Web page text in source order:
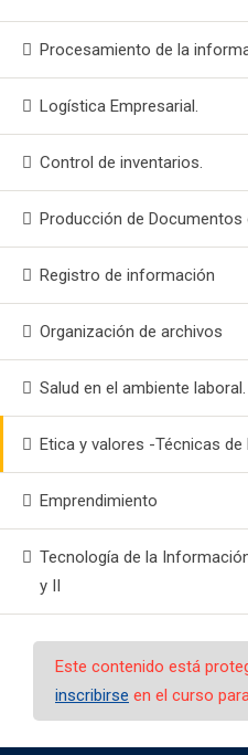
Procesamiento de la
Logística Empresarial.
Control de inventarios.
Producción de Documentos
Registro de información
Organización de archivos
Salud en el ambiente laboral.
Etica y valores -Técnicas de
Emprendimiento
Tecnología de la
y II
Este contenido está
inscribirse en el curso
Gracias por su atención y